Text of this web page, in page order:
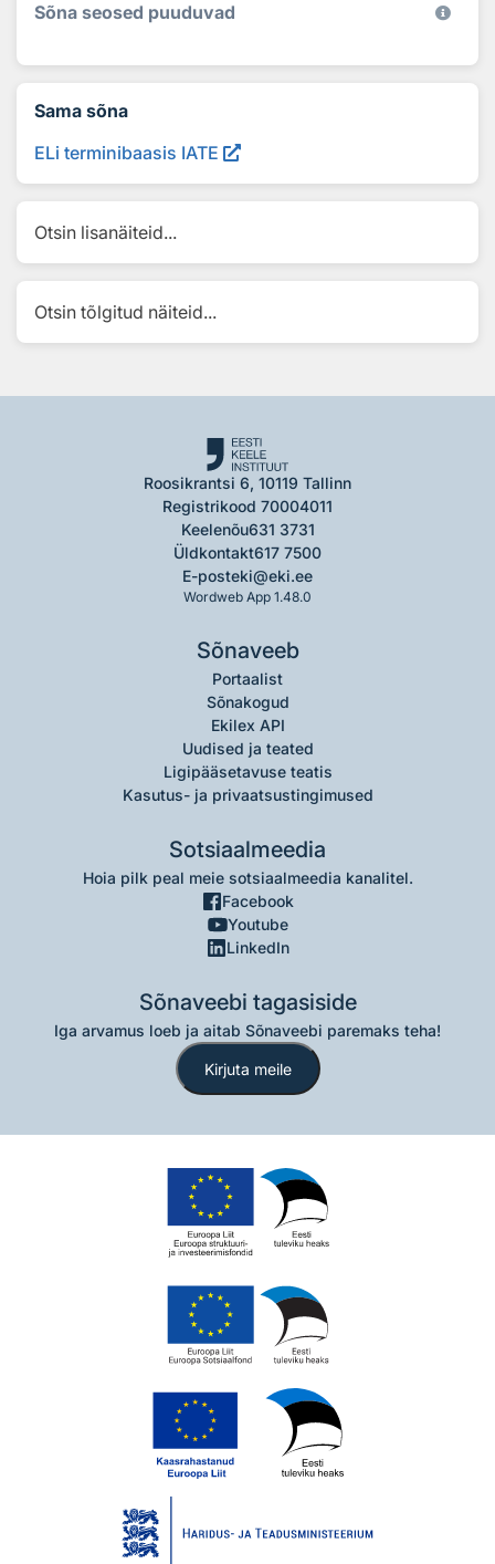
Sõna seosed puuduvad
Sama sõna
ELi terminibaasis IATE
Otsin lisanäiteid...
Otsin tõlgitud näiteid...
Roosikrantsi 6, 10119 Tallinn
Registrikood 70004011
Keelenõu631 3731
Üldkontakt617 7500
E-posteki@eki.ee
Wordweb App 1.48.0
Sõnaveeb
Portaalist
Sõnakogud
Ekilex API
Uudised ja teated
Ligipääsetavuse teatis
Kasutus- ja privaatsustingimused
Sotsiaalmeedia
Hoia pilk peal meie sotsiaalmeedia kanalitel.
Facebook
Youtube
LinkedIn
Sõnaveebi tagasiside
Iga arvamus loeb ja aitab Sõnaveebi paremaks teha!
Kirjuta meile